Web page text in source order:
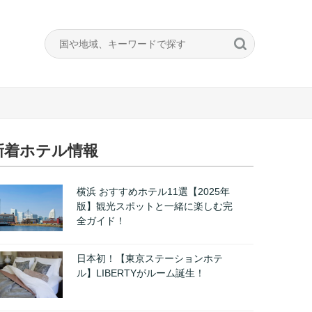
着ホテル情報
横浜 おすすめホテル11選【2025年
版】観光スポットと一緒に楽しむ完
全ガイド！
日本初！【東京ステーションホテ
ル】LIBERTYがルーム誕生！